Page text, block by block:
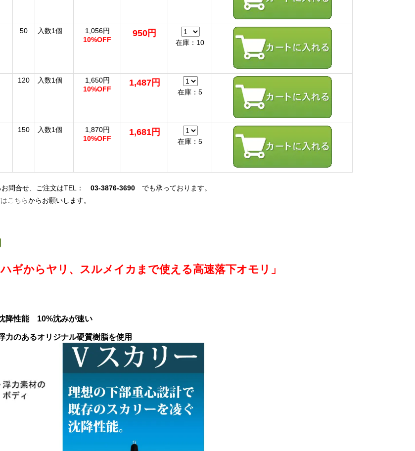
50 入数1個
1,056円
10%OFF
950円
在庫：10
120 入数1個
1,650円
10%OFF
1,487円
在庫：5
150 入数1個
1,870円
10%OFF
1,681円
在庫：5
お問合せ、ご注文はTEL： 03-3876-3690 でも承っております。
こちらからお願いします。
ギからヤリ、スルメイカまで使える高速落下オモリ」
降性能 10%沈みが速い
力のあるオリジナル硬質樹脂を使用